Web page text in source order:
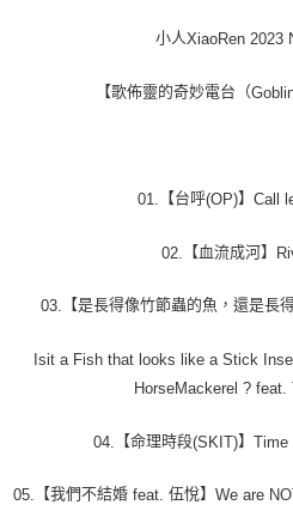
小人XiaoRen 2023
【歌佈靈的奇妙電台（
01. 【台呼(OP)】 Call
02. 【血流成河】
03. 【是長得像竹節蟲的魚，還是長
Isit a Fish that looks like a Stick
HorseMackerel ? feat.
04. 【命理時段(SKIT)】 Time
05. 【我們不結婚feat. 伍悅】 We are